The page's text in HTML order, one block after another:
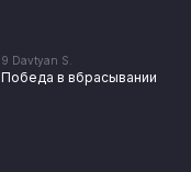
9 Davtyan S.
Победа в вбрасывании